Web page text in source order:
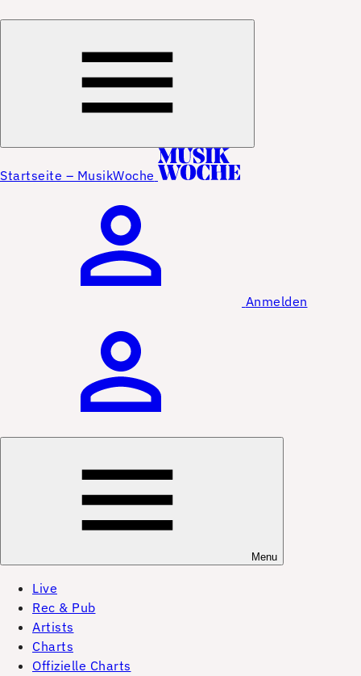
Startseite – MusikWoche
Anmelden
Menu
Live
Rec & Pub
Artists
Charts
Offizielle Charts